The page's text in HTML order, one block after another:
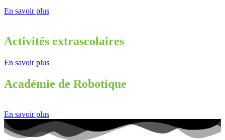
En savoir plus
Activités extrascolaires
En savoir plus
Académie de Robotique
En savoir plus